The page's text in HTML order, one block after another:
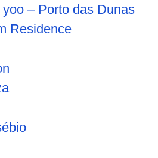
– Porto das Dunas
Residence